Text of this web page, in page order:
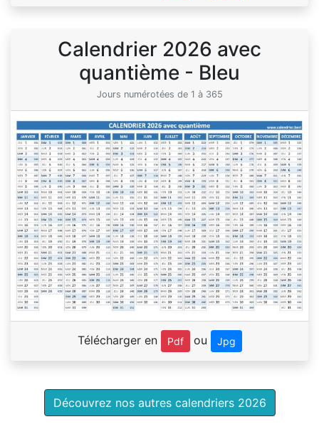
Calendrier 2026 avec
quantième - Bleu
Jours numérotées de 1 à 365
Télécharger en Pdf ou Jpg
Découvrez nos autres calendriers 2026